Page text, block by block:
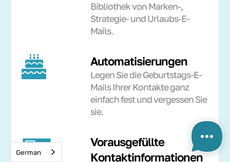
Bibliothek von Marken-,
Strategie- und Urlaubs-E-
Mails.
Automatisierungen
Legen Sie die Geburtstags-E-
Mails Ihrer Kontakte ganz
einfach fest und vergessen Sie
sie.
Vorausgefüllte
Kontaktinformationen
German